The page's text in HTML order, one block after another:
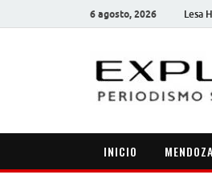
6 agosto, 2026 Lesa
INICIO MENDOZA